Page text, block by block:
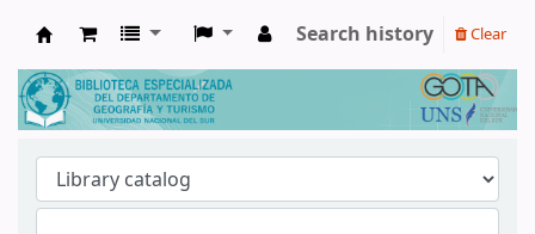
Biblioteca de Geografía y Turismo
Search history Clear